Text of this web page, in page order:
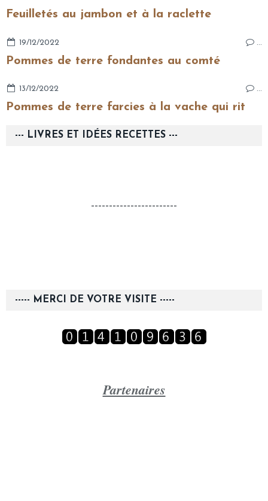
Feuilletés au jambon et à la raclette
19/12/2022
Pommes de terre fondantes au comté
13/12/2022 …
Pommes de terre farcies à la vache qui rit
--- LIVRES ET IDÉES RECETTES ---
------------------------
----- MERCI DE VOTRE VISITE -----
Partenaires